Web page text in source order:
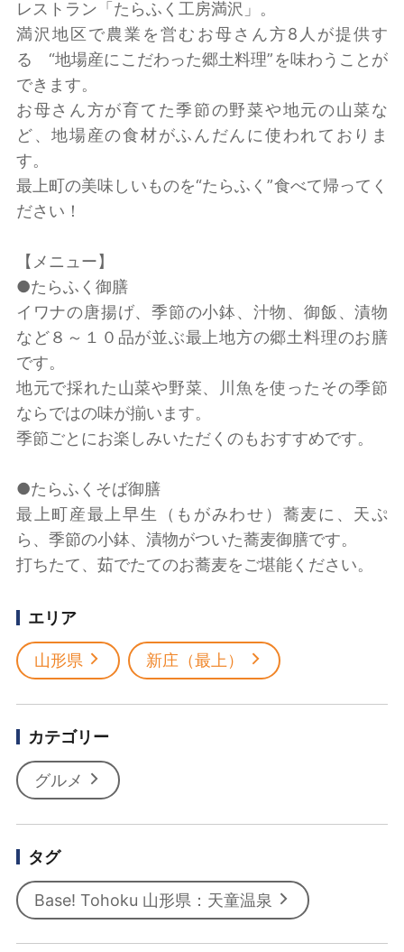
レストラン「たらふく工房満沢」。
満沢地区で農業を営むお母さん方8人が提供す
る “地場産にこだわった郷土料理”を味わうことが
できます。
お母さん方が育てた季節の野菜や地元の山菜な
ど、地場産の食材がふんだんに使われておりま
す。
最上町の美味しいものを“たらふく”食べて帰ってく
ださい！
【メニュー】
●たらふく御膳
イワナの唐揚げ、季節の小鉢、汁物、御飯、漬物
など８～１０品が並ぶ最上地方の郷土料理のお膳
です。
地元で採れた山菜や野菜、川魚を使ったその季節
ならではの味が揃います。
季節ごとにお楽しみいただくのもおすすめです。
●たらふくそば御膳
最上町産最上早生（もがみわせ）蕎麦に、天ぷ
ら、季節の小鉢、漬物がついた蕎麦御膳です。
打ちたて、茹でたてのお蕎麦をご堪能ください。
エリア
山形県 新庄（最上）
カテゴリー
グルメ
タグ
Base! Tohoku 山形県：天童温泉